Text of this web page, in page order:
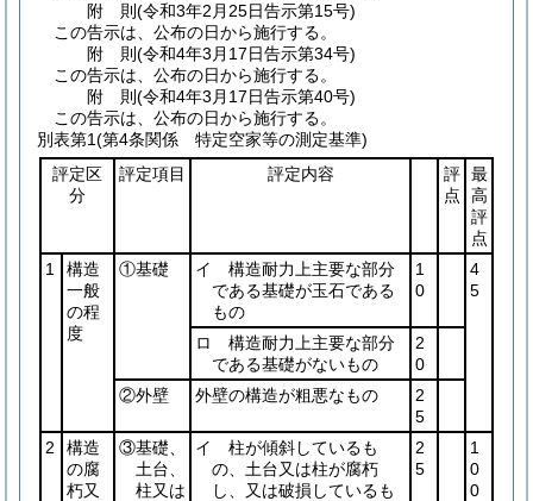
附 則(令和3年2月25日告示第15号)
この告示は、公布の日から施行する。
附 則(令和4年3月17日告示第34号)
この告示は、公布の日から施行する。
附 則(令和4年3月17日告示第40号)
この告示は、公布の日から施行する。
別表第1(第4条関係 特定空家等の測定基準)
評定区
分
評定項目 評定内容
評
点
最
高
評
点
1
構造
一般
の程
度
①基礎
イ 構造耐力上主要な部分
である基礎が玉石である
もの
1
0
4
5
ロ 構造耐力上主要な部分
である基礎がないもの
2
0
②外壁
外壁の構造が粗悪なもの
2
5
2
構造
の腐
朽又
③基礎、
土台、
柱又は
イ 柱が傾斜しているも
の、土台又は柱が腐朽
し、又は破損しているも
2
5
1
0
0